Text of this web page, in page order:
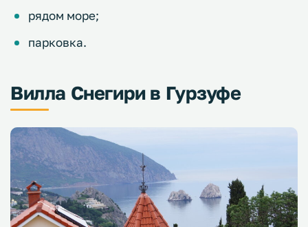
рядом море;
парковка.
Вилла Снегири в Гурзуфе